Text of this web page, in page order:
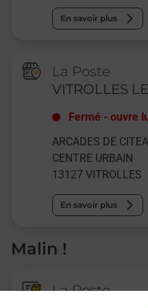
En savoir plus
La Poste
VITROLLES
Fermé -ouvre
ARCADES DE
CENTRE URBAIN
13127 VITROLLES
En savoir plus
Malin !
La Poste